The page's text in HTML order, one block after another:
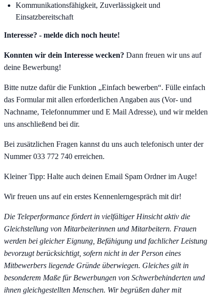
Kommunikationsfähigkeit, Zuverlässigkeit und
Einsatzbereitschaft
Interesse? - melde dich noch heute!
Konnten wir dein Interesse wecken? Dann freuen wir uns auf
deine Bewerbung!
Bitte nutze dafür die Funktion „Einfach bewerben“. Fülle einfach
das Formular mit allen erforderlichen Angaben aus (Vor- und
Nachname, Telefonnummer und E Mail Adresse), und wir melden
uns anschließend bei dir.
Bei zusätzlichen Fragen kannst du uns auch telefonisch unter der
Nummer 033 772 740 erreichen.
Kleiner Tipp: Halte auch deinen Email Spam Ordner im Auge!
Wir freuen uns auf ein erstes Kennenlerngespräch mit dir!
Die Teleperformance fördert in vielfältiger Hinsicht aktiv die
Gleichstellung von Mitarbeiterinnen und Mitarbeitern. Frauen
werden bei gleicher Eignung, Befähigung und fachlicher Leistung
bevorzugt berücksichtigt, sofern nicht in der Person eines
Mitbewerbers liegende Gründe überwiegen. Gleiches gilt in
besonderem Maße für Bewerbungen von Schwerbehinderten und
ihnen gleichgestellten Menschen. Wir begrüßen daher mit